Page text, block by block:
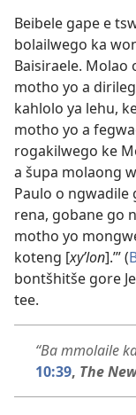
Beibele gape e
bolailwego ka
Baisiraele. Molao
motho yo a
kahlolo ya lehu,
motho yo a
rogakilwego ke
a šupa molaong
Paulo o ngwadile
rena, gobane go
motho yo
koteng [xyʹlon].’” (
bontšhitše gore
tee.
“Ba mmolaile
10:39, The